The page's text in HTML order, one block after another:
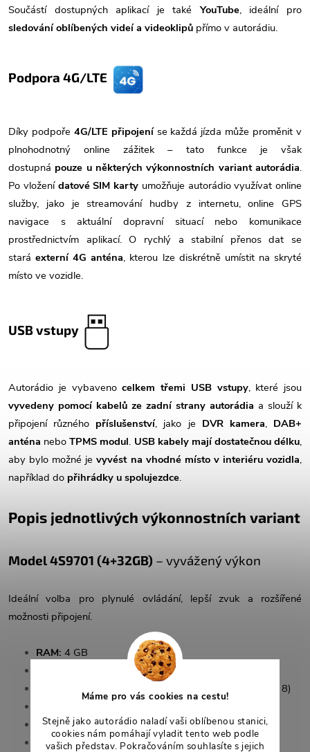
Máme pro vás cookies na cestu!
Stejně jako autorádio naladí vaši oblíbenou stanici,
cookies nám pomáhají vyladit tento web podle
vašich představ. Pokračováním souhlasíte s jejich
Součástí dostupných aplikací je takéYouTube, ideální pro
sledování oblíbených videí a videoklipů přímo v autorádiu.
Podpora 4G/LTE
Díky podpoře 4G/LTE připojení se každá jízda může proměnit v
plnohodnotný online zážitek – tato funkce je však
dostupná pouze u některých výkonnostních variant autorádia.
Po vložení datové SIM karty umožňuje autorádio využívat online
služby, jako je streamování hudby z internetu, online GPS
navigace s aktuální dopravní situací nebo komunikace
prostřednictvím aplikací. O rychlý a stabilní přenos dat se
stará externí 4G anténa, kterou lze diskrétně umístit na skryté
místo ve vozidle.
USB vstupy
Autorádio je vybavenocelkem třemi USB vstupy, které jsou
vyvedeny pomocí kabelů ze zadní strany autorádia a slouží k
připojení různého příslušenství, jako je DVR kamera, DAB+
anténa neboTPMS modul. USB kabely mají dostatečnou délku,
aby bylo možné jevyvést na vhodné místo v interiéru vozidla,
například do přihrádky u spolujezdce.
Popis jednotlivých výkonnostních variant
Model 4S9701 (4+32GB) – vyvážený výkon
Ideální volba pro plynulé ovládání, lepší zvuk a rozšířené
možnosti připojení.
RAM: 4 GB
32 GB
8jádrový UIS 7862A Octa Core (1,8 GHz × 8)
DSP:Ano (BU32107EFV)
Slot pro SIM kartu:Ano